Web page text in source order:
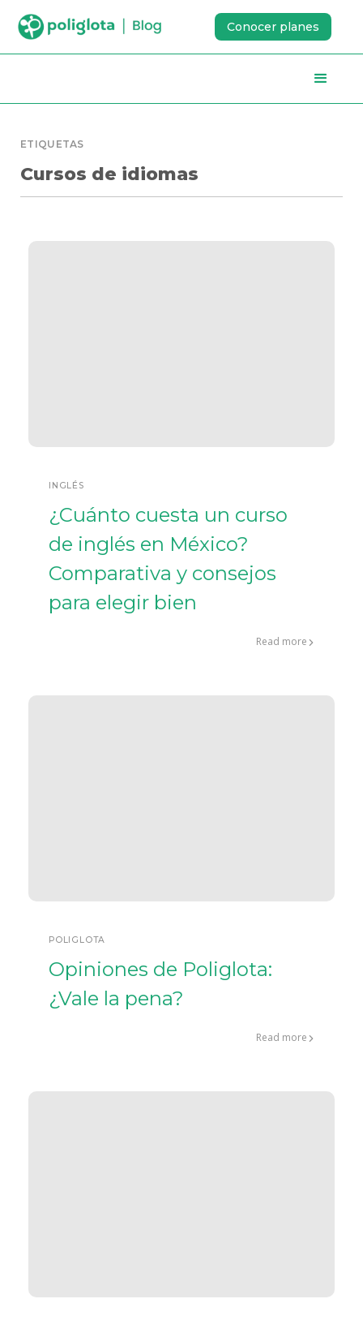
Conocer planes
ETIQUETAS
Cursos de idiomas
INGLÉS
¿Cuánto cuesta un curso
de inglés en México?
Comparativa y consejos
para elegir bien
Read more
POLIGLOTA
Opiniones de Poliglota:
¿Vale la pena?
Read more